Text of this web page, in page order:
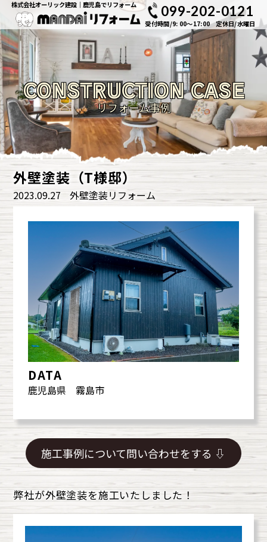
株式会社オーリック建設｜鹿児島でリフォーム 099-202-0121
受付時間/9: 00～17:00 定休日/水曜日
CONSTRUCTION CASE
リフォーム事例
外壁塗装（T様邸）
2023.09.27 外壁塗装リフォーム
DATA
鹿児島県 霧島市
施工事例について問い合わせをする ⇩
弊社が外壁塗装を施工いたしました！